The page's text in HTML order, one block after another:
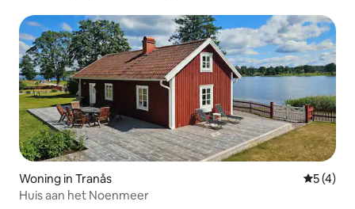
Woning in Tranås
5 (4)
Huis aan het Noenmeer